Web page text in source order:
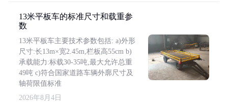
13米平板车的标准尺寸和载重参
数
13米平板车主要技术参数包括: a)外形
尺寸:长13m×宽2.45m,栏板高55cm b)
承载能力:标载30-35吨,最大允许总重
49吨 c)符合国家道路车辆外廓尺寸及
轴荷限值标准
2026年8月4日